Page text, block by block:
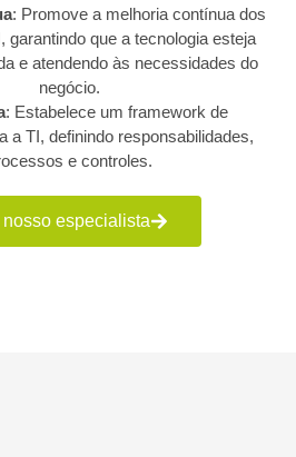
: Promove a melhoria contínua dos
garantindo que a tecnologia esteja
e atendendo às necessidades do
negócio.
: Estabelece um framework de
a TI, definindo responsabilidades,
e controles.
nosso especialista